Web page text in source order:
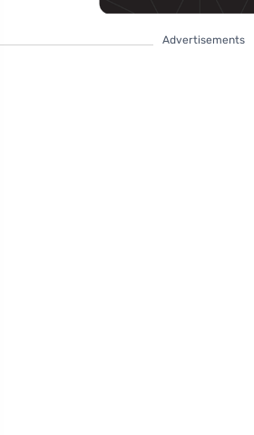
Advertisements